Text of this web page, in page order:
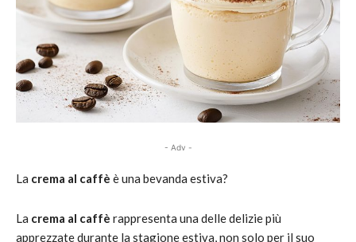
- Adv -
La crema al caffè è una bevanda estiva?
La crema al caffè rappresenta una delle delizie più
apprezzate durante la stagione estiva, non solo per il suo